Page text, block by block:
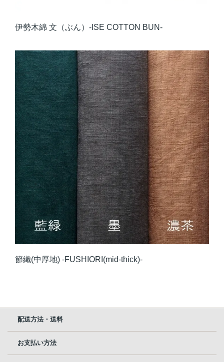
伊勢木綿 文（ぶん）-ISE COTTON BUN-
節織(中厚地) -FUSHIORI(mid-thick)-
配送方法・送料
お支払い方法